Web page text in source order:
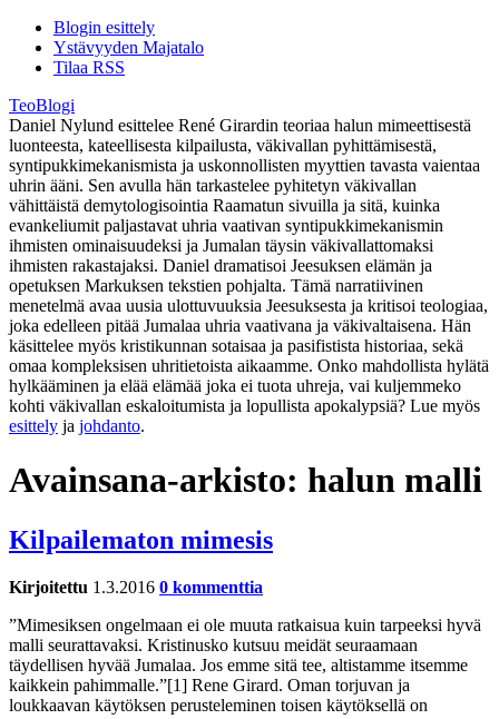
Blogin esittely
Ystävyyden Majatalo
Tilaa RSS
TeoBlogi
Daniel Nylund esittelee René Girardin teoriaa halun mimeettisestä
luonteesta, kateellisesta kilpailusta, väkivallan pyhittämisestä,
syntipukkimekanismista ja uskonnollisten myyttien tavasta vaientaa
uhrin ääni. Sen avulla hän tarkastelee pyhitetyn väkivallan
vähittäistä demytologisointia Raamatun sivuilla ja sitä, kuinka
evankeliumit paljastavat uhria vaativan syntipukkimekanismin
ihmisten ominaisuudeksi ja Jumalan täysin väkivallattomaksi
ihmisten rakastajaksi. Daniel dramatisoi Jeesuksen elämän ja
opetuksen Markuksen tekstien pohjalta. Tämä narratiivinen
menetelmä avaa uusia ulottuvuuksia Jeesuksesta ja kritisoi teologiaa,
joka edelleen pitää Jumalaa uhria vaativana ja väkivaltaisena. Hän
käsittelee myös kristikunnan sotaisaa ja pasifistista historiaa, sekä
omaa kompleksisen uhritietoista aikaamme. Onko mahdollista hylätä
hylkääminen ja elää elämää joka ei tuota uhreja, vai kuljemmeko
kohti väkivallan eskaloitumista ja lopullista apokalypsiä? Lue myös
esittely ja johdanto.
Avainsana-arkisto: halun malli
Kilpailematon mimesis
Kirjoitettu 1.3.2016 0 kommenttia
”Mimesiksen ongelmaan ei ole muuta ratkaisua kuin tarpeeksi hyvä
malli seurattavaksi. Kristinusko kutsuu meidät seuraamaan
täydellisen hyvää Jumalaa. Jos emme sitä tee, altistamme itsemme
kaikkein pahimmalle.”[1] Rene Girard. Oman torjuvan ja
loukkaavan käytöksen perusteleminen toisen käytöksellä on